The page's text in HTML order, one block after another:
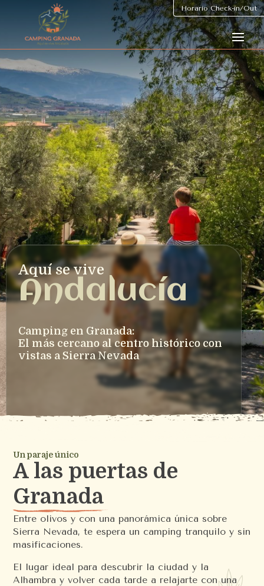
Horario Check-in/Out
Aquí se vive
Andalucía
Camping en Granada:
El más cercano al centro histórico con
vistas a Sierra Nevada
Un paraje único
A las puertas de
Granada
Entre olivos y con una panorámica única sobre
Sierra Nevada, te espera un camping tranquilo y sin
masificaciones.
El lugar ideal para descubrir la ciudad y la
Alhambra y volver cada tarde a relajarte con una